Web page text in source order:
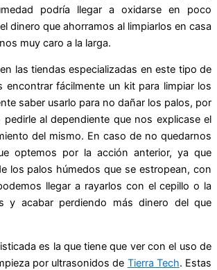
podría llegar a oxidarse en poco
dinero que ahorramos al limpiarlos en casa
muy caro a la larga.
las tiendas especializadas en este tipo de
encontrar fácilmente un kit para limpiar los
saber usarlo para no dañar los palos, por
pedirle al dependiente que nos explicase el
del mismo. En caso de no quedarnos
optemos por la acción anterior, ya que
los palos húmedos que se estropean, con
llegar a rayarlos con el cepillo o la
y acabar perdiendo más dinero del que
es la que tiene que ver con el uso de
por ultrasonidos de Tierra Tech. Estas